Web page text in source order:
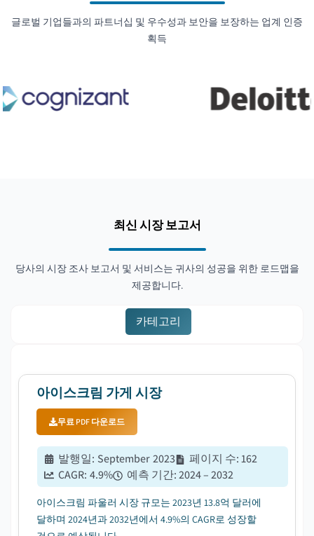
글로벌 기업들과의 파트너십 및 우수성과 보안을 보장하는 업계 인증
획득
최신 시장 보고서
당사의 시장 조사 보고서 및 서비스는 귀사의 성공을 위한 로드맵을
제공합니다.
카테고리
아이스크림 가게 시장
무료 PDF 다운로드
발행일: September 2023 페이지 수:162
CAGR: 4.9% 예측 기간:2024 – 2032
아이스크림 파울러 시장 규모는 2023년 13.8억 달러에
달하며 2024년과 2032년에서 4.9%의 CAGR로 성장할